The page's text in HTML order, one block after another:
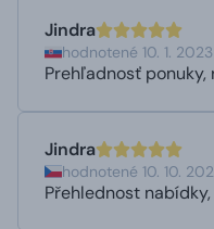
Jindra
hodnotené 10. 1.
Prehľadnosť
Jindra
hodnotené 10. 10.
Přehlednost